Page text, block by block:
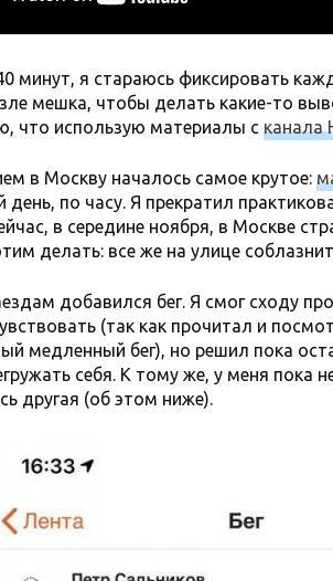
минут, я стараюсь фиксировать
мешка, чтобы делать какие-то
что использую материалы с канала
в Москву началось самое крутое:
по часу. Я прекратил
в середине ноября, в Москве
делать: все же на улице
добавился бег. Я смог сходу
(так как прочитал и
медленный бег), но решил пока
себя. К тому же, у меня пока
другая (об этом ниже).